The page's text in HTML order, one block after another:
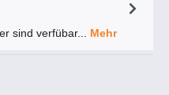
sind verfübar... Mehr